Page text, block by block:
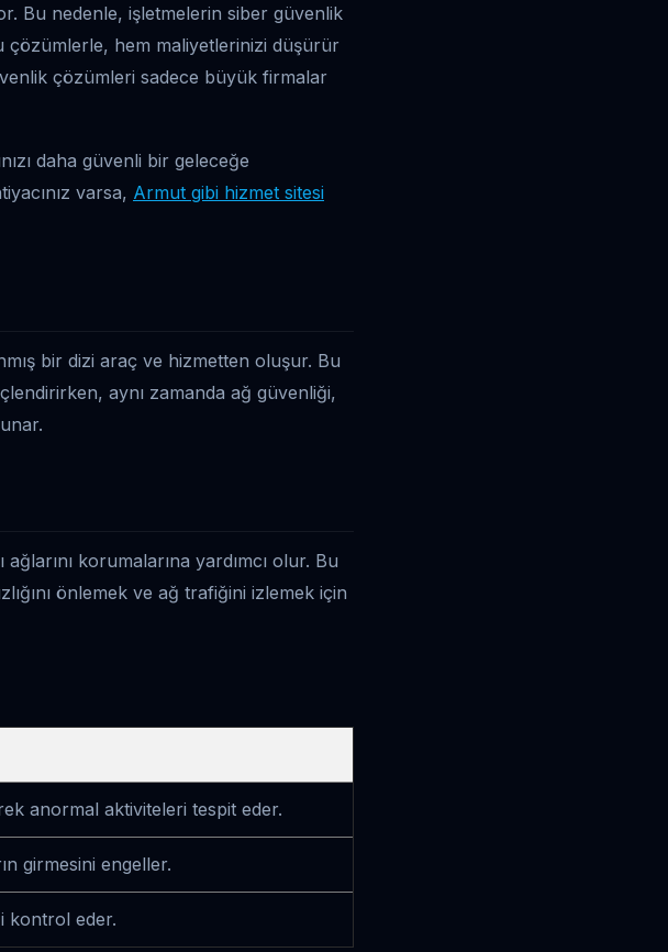
Bu nedenle, işletmelerin siber güvenlik
çözümlerle, hem maliyetlerinizi düşürür
çözümleri sadece büyük firmalar
daha güvenli bir geleceğe
varsa, Armut gibi hizmet sitesi
bir dizi araç ve hizmetten oluşur. Bu
aynı zamanda ağ güvenliği,
korumalarına yardımcı olur. Bu
önlemek ve ağ trafiğini izlemek için
anormal aktiviteleri tespit eder.
girmesini engeller.
kontrol eder.